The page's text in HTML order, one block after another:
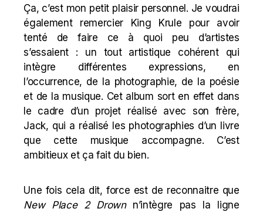
Ça, c’est mon petit plaisir personnel. Je voudrai
également remercier King Krule pour avoir
tenté de faire ce à quoi peu d’artistes
s’essaient : un tout artistique cohérent qui
intègre différentes expressions, en
l’occurrence, de la photographie, de la poésie
et de la musique. Cet album sort en effet dans
le cadre d’un projet réalisé avec son frère,
Jack, qui a réalisé les photographies d’un livre
que cette musique accompagne. C’est
ambitieux et ça fait du bien.
Une fois cela dit, force est de reconnaitre que
New Place 2 Drownn’intègre pas la ligne